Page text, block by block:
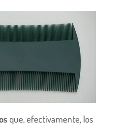
que, efectivamente, los